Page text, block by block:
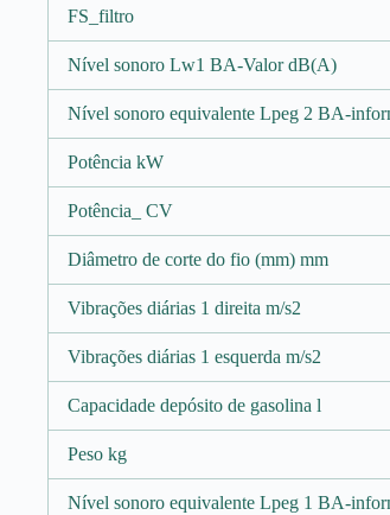
FS_filtro
Nível sonoro Lw1 BA-Valor dB(A)
Nível sonoro equivalente Lpeg 2 BA-
Potência kW
Potência_ CV
Diâmetro de corte do fio (mm) mm
Vibrações diárias 1 direita m/s2
Vibrações diárias 1 esquerda m/s2
Capacidade depósito de gasolina l
Peso kg
Nível sonoro equivalente Lpeg 1 BA-